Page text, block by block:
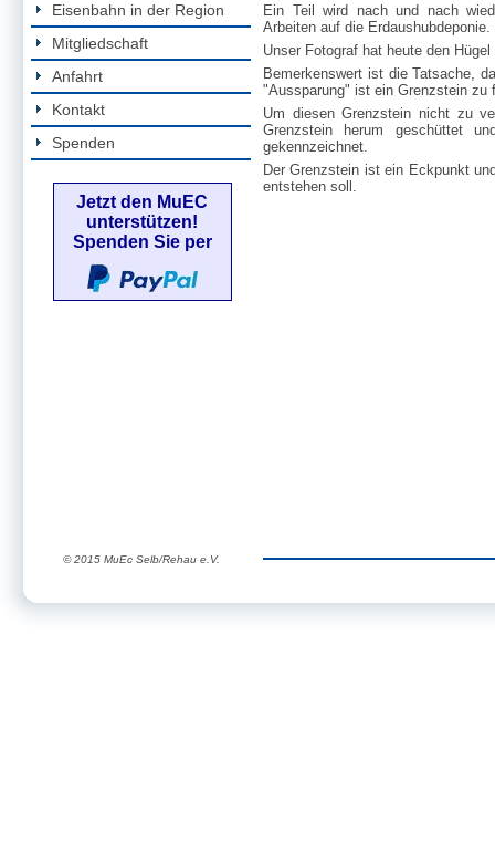
Eisenbahn in der Region
Mitgliedschaft
Anfahrt
Kontakt
Spenden
Jetzt den MuEC
unterstützen!
Spenden Sie per
Ein Teil wird nach und nach
Arbeiten auf die Erdaushubdeponie.
Unser Fotograf hat heute den
Bemerkenswert ist die Tatsache,
"Aussparung" ist ein Grenzstein zu
Um diesen Grenzstein nicht zu
Grenzstein herum geschüttet
gekennzeichnet.
Der Grenzstein ist ein Eckpunkt
entstehen soll.
© 2015 MuEc Selb/Rehau e.V.